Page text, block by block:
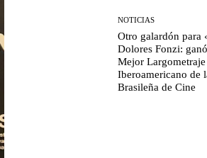
NOTICIAS
Otro galardón para
Dolores Fonzi:
Mejor Largometraje
Iberoamericano de
Brasileña de Cine